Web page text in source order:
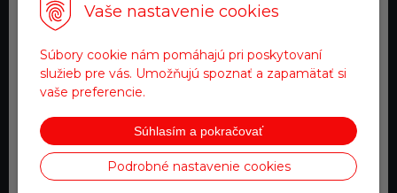
Vaše nastavenie cookies
Súbory cookie nám pomáhajú pri poskytovaní
služieb pre vás. Umožňujú spoznať a zapamätať si
vaše preferencie.
Súhlasím a pokračovať
Podrobné nastavenie cookies
pre objednávky nad 200 €
Tovar na sklade
expedujeme do 24 hod.
Zákaznícky servis
a starostlivosť